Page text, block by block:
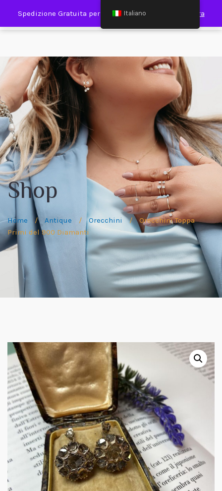
Spedizione Gratuita per Spesa Minima €120,00 Ignora
Shop
Home / Antique / Orecchini / Orecchini Toppa
Primi del 900 Diamanti
Italiano